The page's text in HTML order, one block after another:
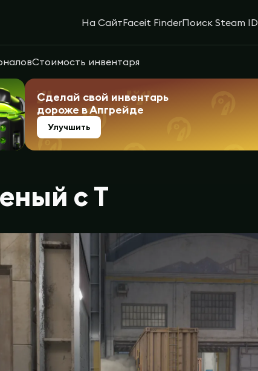
На СайтFaceit FinderПоиск Steam ID
Стоимость инвентаря
Сделай свой инвентарь
дороже в Апгрейде
Улучшить
с Т